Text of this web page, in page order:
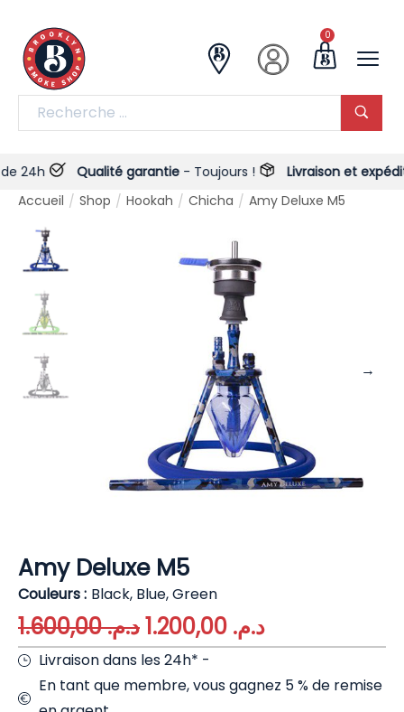
0
Qualité garantie- Toujours ! Livraison et expédition
Accueil / Shop / Hookah / Chicha / Amy Deluxe M5
Amy Deluxe M5
Couleurs Black, Blue, Green
د.م.1.600,00 د.م.
Livraison dans les 24h* -
En tant que membre, vous gagnez 5 % de remise